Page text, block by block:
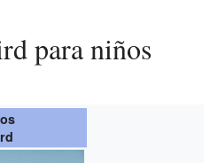
para niños